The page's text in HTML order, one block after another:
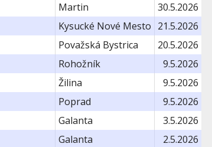
Martin
30.5.2026
Kysucké Nové Mesto 21.5.2026
Považská Bystrica
20.5.2026
Rohožník
9.5.2026
Žilina
9.5.2026
Poprad
9.5.2026
Galanta
3.5.2026
Galanta
2.5.2026